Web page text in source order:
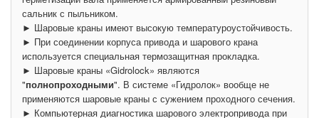
сальник с пыльником.
► Шаровые краны имеют высокую температуроустойчивость.
► При соединении корпуса привода и шарового крана
используется специальная термозащитная прокладка.
► Шаровые краны «Gidrolock» являются
"полнопроходными". В системе «Гидролок» вообще не
применяются шаровые краны с сужением проходного сечения.
► Компьютерная диагностика шарового электропривода при